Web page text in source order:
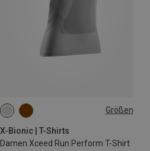
Größen
X-Bionic | T-Shirts
Damen Xceed Run Perform T-Shirt
XS S